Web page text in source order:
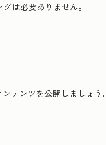
は必要ありません。
テンツを公開しましょう。